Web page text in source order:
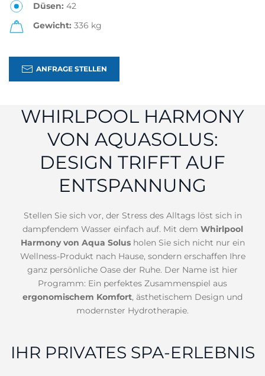
Düsen: 42
Gewicht: 336 kg
ANFRAGE STELLEN
WHIRLPOOL HARMONY
VON AQUASOLUS:
DESIGN TRIFFT AUF
ENTSPANNUNG
Stellen Sie sich vor, der Stress des Alltags löst sich in
dampfendem Wasser einfach auf. Mit dem Whirlpool
Harmony von Aqua Solusholen Sie sich nicht nur ein
Wellness-Produkt nach Hause, sondern erschaffen Ihre
ganz persönliche Oase der Ruhe. Der Name ist hier
Programm: Ein perfektes Zusammenspiel aus
ergonomischem Komfort, ästhetischem Design und
modernster Hydrotherapie.
IHR PRIVATES SPA-ERLEBNIS